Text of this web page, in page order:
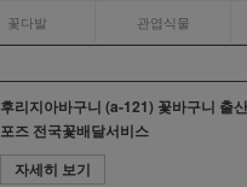
꽃다발 관엽식물
후리지아바구니 (a-121) 꽃바구니 출
포즈 전국꽃배달서비스
자세히 보기